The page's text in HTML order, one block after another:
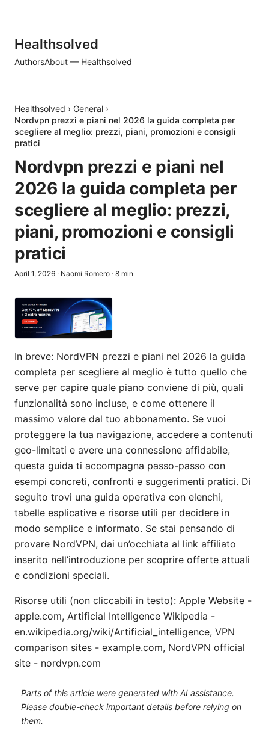
Healthsolved
AuthorsAbout — Healthsolved
Healthsolved › General ›
Nordvpn prezzi e piani nel 2026 la guida completa per
scegliere al meglio: prezzi, piani, promozioni e consigli
pratici
Nordvpn prezzi e piani nel
2026 la guida completa per
scegliere al meglio: prezzi,
piani, promozioni e consigli
pratici
April 1, 2026 · Naomi Romero · 8 min
In breve: NordVPN prezzi e piani nel 2026 la guida
completa per scegliere al meglio è tutto quello che
serve per capire quale piano conviene di più, quali
funzionalità sono incluse, e come ottenere il
massimo valore dal tuo abbonamento. Se vuoi
proteggere la tua navigazione, accedere a contenuti
geo-limitati e avere una connessione affidabile,
questa guida ti accompagna passo-passo con
esempi concreti, confronti e suggerimenti pratici. Di
seguito trovi una guida operativa con elenchi,
tabelle esplicative e risorse utili per decidere in
modo semplice e informato. Se stai pensando di
provare NordVPN, dai un’occhiata al link affiliato
inserito nell’introduzione per scoprire offerte attuali
e condizioni speciali.
Risorse utili (non cliccabili in testo): Apple Website -
apple.com, Artificial Intelligence Wikipedia -
en.wikipedia.org/wiki/Artificial_intelligence, VPN
comparison sites - example.com, NordVPN official
site - nordvpn.com
Parts of this article were generated with AI assistance.
Please double-check important details before relying on
them.